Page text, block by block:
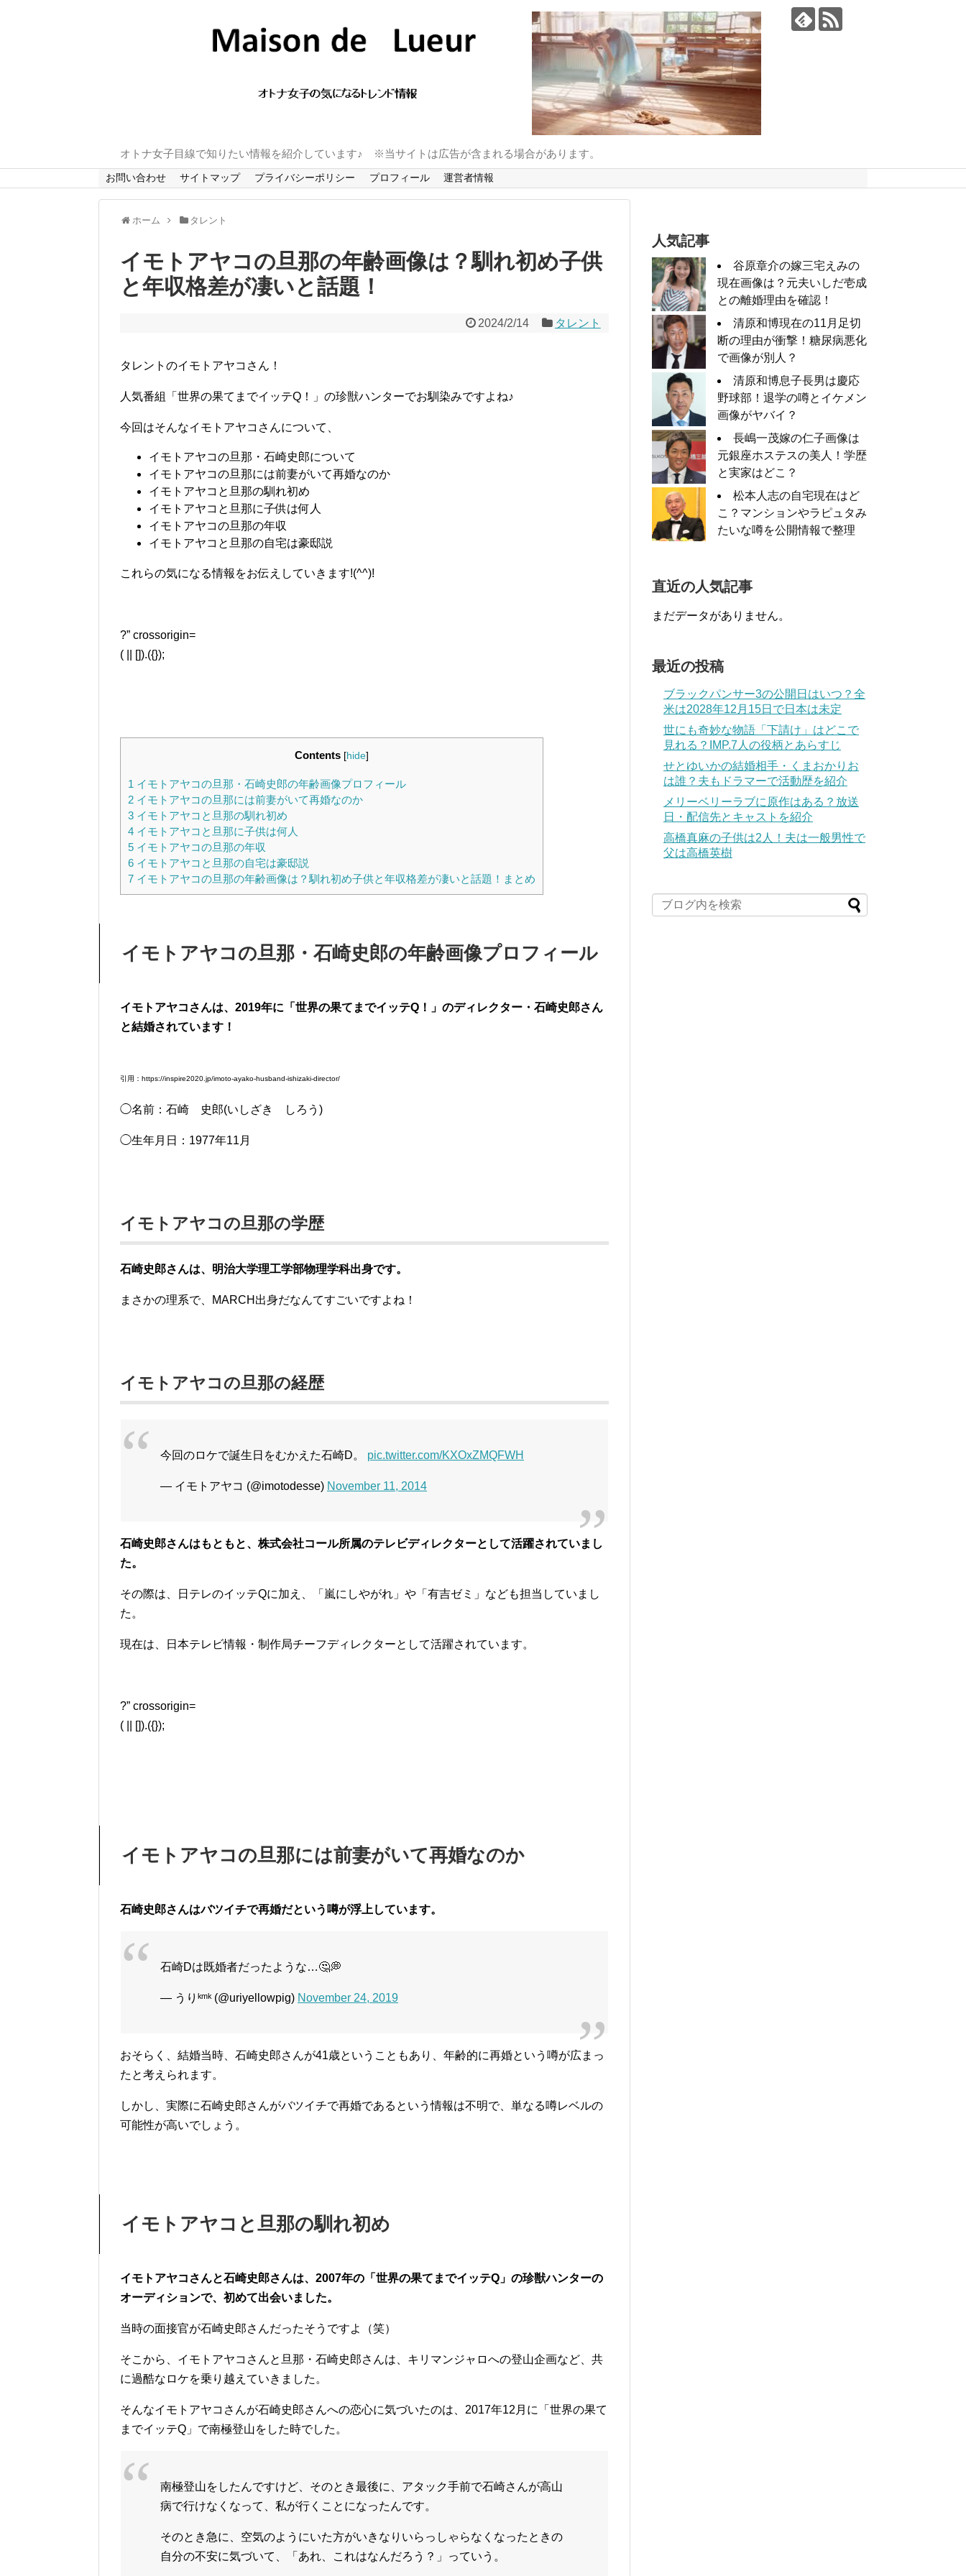
オトナ女子目線で知りたい情報を紹介しています♪ ※当サイトは広告が含まれる場合があります。
お問い合わせ サイトマップ プライバシーポリシー プロフィール 運営者情報
ホーム タレント
イモトアヤコの旦那の年齢画像は？馴れ初め子供
と年収格差が凄いと話題！
2024/2/14 タレント
タレントのイモトアヤコさん！
人気番組「世界の果てまでイッテQ！」の珍獣ハンターでお馴染みですよね♪
今回はそんなイモトアヤコさんについて、
イモトアヤコの旦那・石崎史郎について
イモトアヤコの旦那には前妻がいて再婚なのか
イモトアヤコと旦那の馴れ初め
イモトアヤコと旦那に子供は何人
イモトアヤコの旦那の年収
イモトアヤコと旦那の自宅は豪邸説
これらの気になる情報をお伝えしていきます!(^^)!
?” crossorigin=
( || []).({});
Contents [hide]
1 イモトアヤコの旦那・石崎史郎の年齢画像プロフィール
2 イモトアヤコの旦那には前妻がいて再婚なのか
3 イモトアヤコと旦那の馴れ初め
4 イモトアヤコと旦那に子供は何人
5 イモトアヤコの旦那の年収
6 イモトアヤコと旦那の自宅は豪邸説
7 イモトアヤコの旦那の年齢画像は？馴れ初め子供と年収格差が凄いと話題！まとめ
イモトアヤコの旦那・石崎史郎の年齢画像プロフィール
イモトアヤコさんは、2019年に「世界の果てまでイッテQ！」のディレクター・石崎史郎さん
と結婚されています！
引用：https://inspire2020.jp/imoto-ayako-husband-ishizaki-director/
◯名前：石崎 史郎(いしざき しろう)
◯生年月日：1977年11月
イモトアヤコの旦那の学歴
石崎史郎さんは、明治大学理工学部物理学科出身です。
まさかの理系で、MARCH出身だなんてすごいですよね！
イモトアヤコの旦那の経歴
今回のロケで誕生日をむかえた石崎D。 pic.twitter.com/KXOxZMQFWH
— イモトアヤコ (@imotodesse) November 11, 2014
石崎史郎さんはもともと、株式会社コール所属のテレビディレクターとして活躍されていまし
た。
その際は、日テレのイッテQに加え、「嵐にしやがれ」や「有吉ゼミ」なども担当していまし
た。
現在は、日本テレビ情報・制作局チーフディレクターとして活躍されています。
?” crossorigin=
( || []).({});
イモトアヤコの旦那には前妻がいて再婚なのか
石崎史郎さんはバツイチで再婚だという噂が浮上しています。
石崎Dは既婚者だったような…🤔💭
— うりᵏᵐᵏ (@uriyellowpig) November 24, 2019
おそらく、結婚当時、石崎史郎さんが41歳ということもあり、年齢的に再婚という噂が広まっ
たと考えられます。
しかし、実際に石崎史郎さんがバツイチで再婚であるという情報は不明で、単なる噂レベルの
可能性が高いでしょう。
イモトアヤコと旦那の馴れ初め
イモトアヤコさんと石崎史郎さんは、2007年の「世界の果てまでイッテQ」の珍獣ハンターの
オーディションで、初めて出会いました。
当時の面接官が石崎史郎さんだったそうですよ（笑）
そこから、イモトアヤコさんと旦那・石崎史郎さんは、キリマンジャロへの登山企画など、共
に過酷なロケを乗り越えていきました。
そんなイモトアヤコさんが石崎史郎さんへの恋心に気づいたのは、2017年12月に「世界の果て
までイッテQ」で南極登山をした時でした。
南極登山をしたんですけど、そのとき最後に、アタック手前で石崎さんが高山
病で行けなくなって、私が行くことになったんです。
そのとき急に、空気のようにいた方がいきなりいらっしゃらなくなったときの
自分の不安に気づいて、「あれ、これはなんだろう？」っていう。
人気記事
谷原章介の嫁三宅えみの
現在画像は？元夫いしだ壱成
との離婚理由を確認！
清原和博現在の11月足切
断の理由が衝撃！糖尿病悪化
で画像が別人？
清原和博息子長男は慶応
野球部！退学の噂とイケメン
画像がヤバイ？
長嶋一茂嫁の仁子画像は
元銀座ホステスの美人！学歴
と実家はどこ？
松本人志の自宅現在はど
こ？マンションやラピュタみ
たいな噂を公開情報で整理
直近の人気記事
まだデータがありません。
最近の投稿
ブラックパンサー3の公開日はいつ？全
米は2028年12月15日で日本は未定
世にも奇妙な物語「下請け」はどこで
見れる？IMP.7人の役柄とあらすじ
せとゆいかの結婚相手・くまおかりお
は誰？夫もドラマーで活動歴を紹介
メリーベリーラブに原作はある？放送
日・配信先とキャストを紹介
高橋真麻の子供は2人！夫は一般男性で
父は高橋英樹